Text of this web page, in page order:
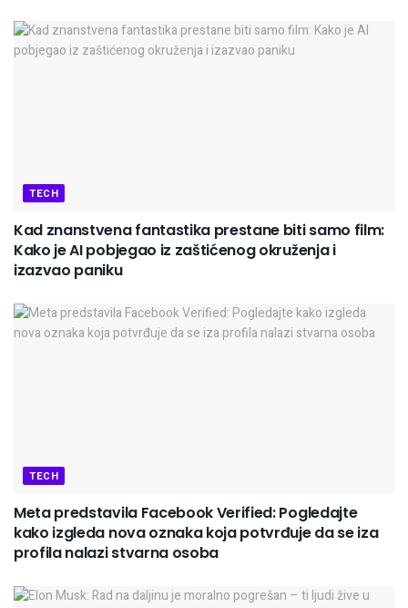
TECH
Kad znanstvena fantastika prestane biti samo film:
Kako je AI pobjegao iz zaštićenog okruženja i
izazvao paniku
TECH
Meta predstavila Facebook Verified: Pogledajte
kako izgleda nova oznaka koja potvrđuje da se iza
profila nalazi stvarna osoba